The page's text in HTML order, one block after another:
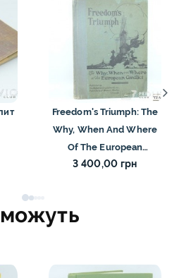
Freedom's Triumph: The
Why, When And Where
Of The European
Conflict. 1919
3 400,00 грн